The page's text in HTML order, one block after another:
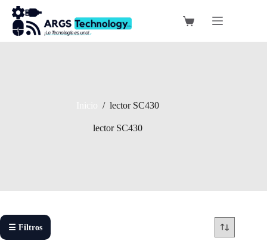
Saltar
contenido
Carro
/ lector SC430
lector SC430
☰ Filtros